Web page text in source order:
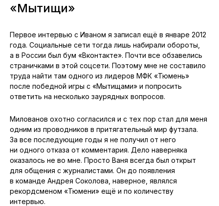
«Мытищи»
Первое интервью с Иваном я записал ещё в январе 2012
года. Социальные сети тогда лишь набирали обороты,
а в России был бум «Вконтакте». Почти все обзавелись
страничками в этой соцсети. Поэтому мне не составило
труда найти там одного из лидеров МФК «Тюмень»
после победной игры с «Мытищами» и попросить
ответить на несколько заурядных вопросов.
Милованов охотно согласился и с тех пор стал для меня
одним из проводников в притягательный мир футзала.
За все последующие годы я не получил от него
ни одного отказа от комментария. Дело наверняка
оказалось не во мне. Просто Ваня всегда был открыт
для общения с журналистами. Он до появления
в команде Андрея Соколова, наверное, являлся
рекордсменом «Тюмени» ещё и по количеству
интервью.